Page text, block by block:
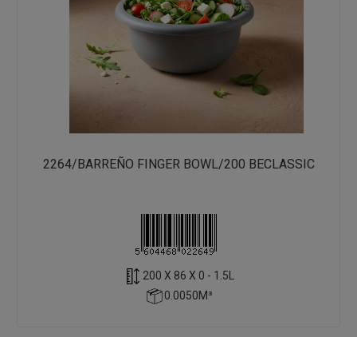
2264/BARREÑO FINGER BOWL/200 BECLASSIC
200 X 86 X 0 - 1.5L
0.0050M³